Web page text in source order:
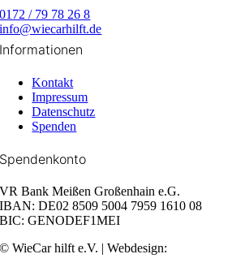
0172 / 79 78 26 8
info@wiecarhilft.de
Informationen
Kontakt
Impressum
Datenschutz
Spenden
Spendenkonto
VR Bank Meißen Großenhain e.G.
IBAN: DE02 8509 5004 7959 1610 08
BIC: GENODEF1MEI
© WieCar hilft e.V. | Webdesign: